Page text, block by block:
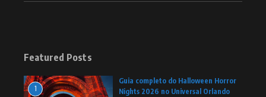
Featured Posts
1
Guia completo do Halloween Horror
Nights 2026 no Universal Orlando